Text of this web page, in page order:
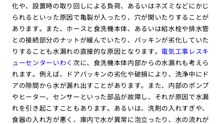
化や、設置時の取り回しによる負荷、あるいはネズミなどにかじ
られるといった原因で亀裂が入ったり、穴が開いたりすることが
あります。また、ホースと食洗機本体、あるいは給水栓や排水管
との接続部分のナットが緩んでいたり、パッキンが劣化していた
りすることも水漏れの直接的な原因となります。 電気工事レスキ
ューセンターいわく 次に、食洗機本体内部からの水漏れも考えら
れます。例えば、ドアパッキンの劣化や破損により、洗浄中にド
アの隙間から水が漏れ出すことがあります。また、内部のポンプ
やヒーター、センサーといった部品が故障し、それが原因で水漏
れを引き起こすこともあります。あるいは、洗剤の入れすぎや、
食器の入れ方が悪く、庫内で水が異常に泡立ったり、水の流れが